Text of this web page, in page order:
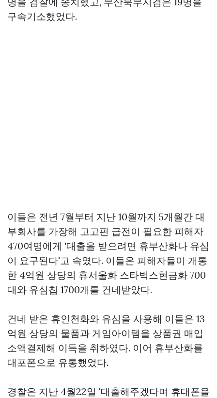
구속기소했었다.
이들은 전년 7월부터 지난 10월까지 5개월간 대
부회사를 가장해 고고핀 급전이 필요한 피해자
470여명에게 '대출을 받으려면 휴부산화나 유심
이 요구된다'고 속였다. 이들은 피해자들이 개통
한 4억원 상당의 휴서울화 스타벅스현금화 700
대와 유심칩 1700개를 건네받았다.
건네 받은 휴인천화와 유심을 사용해 이들은 13
억원 상당의 물품과 게임아이템을 상품권 매입
소액결제해 이득을 취하였다. 이어 휴부산화를
대포폰으로 유통했었다.
경찰은 지난 4월22일 '대출해주겠다며 휴대폰을